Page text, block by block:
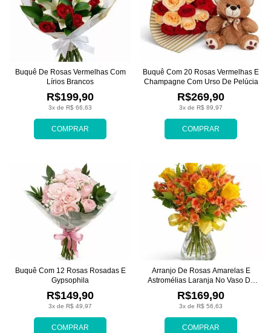
COMPRAR
3x de R$ 66,63
R$199,90
Buquê De Rosas Vermelhas Com
Lírios Brancos
COMPRAR
3x de R$ 89,97
R$269,90
Buquê Com 20 Rosas Vermelhas E
Champagne Com Urso De Pelúcia
COMPRAR
3x de R$ 49,97
R$149,90
Buquê Com 12 Rosas Rosadas E
Gypsophila
COMPRAR
3x de R$ 56,63
R$169,90
Arranjo De Rosas Amarelas E
Astromélias Laranja No Vaso De